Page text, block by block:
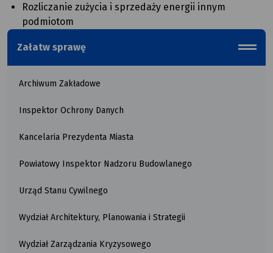
Rozliczanie zużycia i sprzedaży energii innym
podmiotom
Załatw sprawę
Archiwum Zakładowe
Inspektor Ochrony Danych
Kancelaria Prezydenta Miasta
Powiatowy Inspektor Nadzoru Budowlanego
Urząd Stanu Cywilnego
Wydział Architektury, Planowania i Strategii
Wydział Zarządzania Kryzysowego